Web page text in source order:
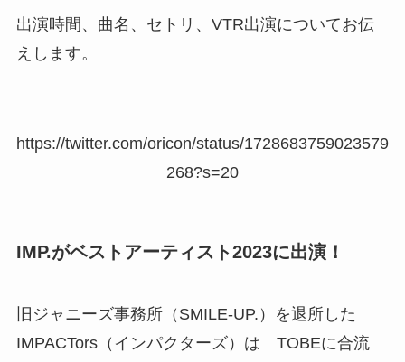
出演時間、曲名、セトリ、VTR出演についてお伝
えします。
https://twitter.com/oricon/status/1728683759023579
268?s=20
IMP.がベストアーティスト2023に出演！
旧ジャニーズ事務所（SMILE-UP.）を退所した
IMPACTors（インパクターズ）は TOBEに合流